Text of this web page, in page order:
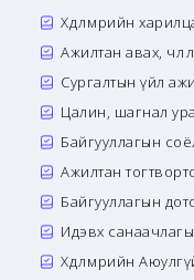
Хөдөлмөрийн
Ажилтан авах,
Сургалтын үйл
Цалин, шагнал
Байгууллагын
Ажилтан
Байгууллагын
Идэвх
Хөдөлмөрийн